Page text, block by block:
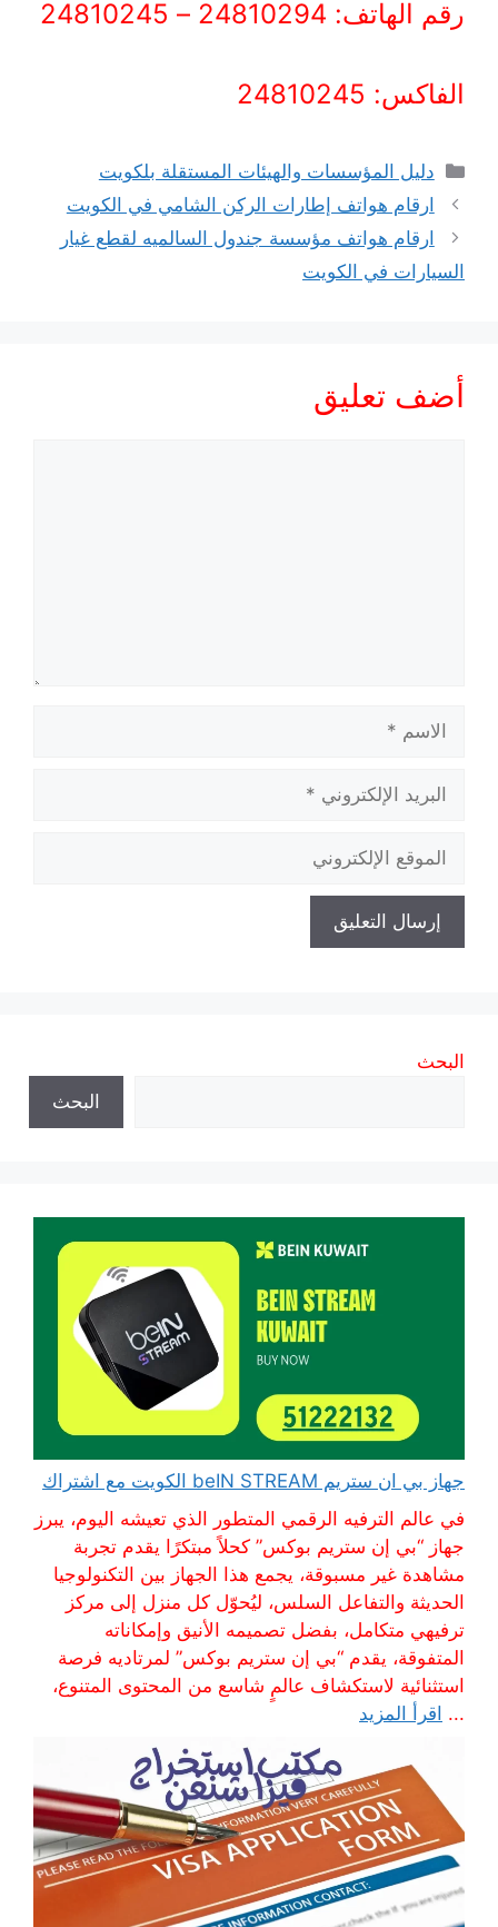
رقم الهاتف: 24810294 – 24810245
الفاكس: 24810245
التصنيفات
دليل المؤسسات والهيئات المستقلة بلكويت
ارقام هواتف إطارات الركن الشامي في الكويت
ارقام هواتف مؤسسة جندول السالميه لقطع غيار
السيارات في الكويت
أضف تعليق
الإلكتروني
الإلكتروني
البحث
البحث
جهاز بي ان ستريم beIN STREAM الكويت مع اشتراك
في عالم الترفيه الرقمي المتطور الذي تعيشه اليوم، يبرز
جهاز “بي إن ستريم بوكس” كحلاً مبتكرًا يقدم تجربة
مشاهدة غير مسبوقة، يجمع هذا الجهاز بين التكنولوجيا
الحديثة والتفاعل السلس، ليُحوّل كل منزل إلى مركز
ترفيهي متكامل، بفضل تصميمه الأنيق وإمكاناته
المتفوقة، يقدم “بي إن ستريم بوكس” لمرتاديه فرصة
استثنائية لاستكشاف عالمٍ شاسع من المحتوى المتنوع،
... اقرأ المزيد